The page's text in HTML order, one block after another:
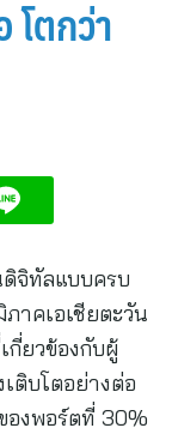
ตกว่า
ดิจิทัลแบบครบ
าคเอเชียตะวัน
กี่ยวข้องกับผู้
ติบโตอย่างต่อ
องพอร์ตที่ 30%